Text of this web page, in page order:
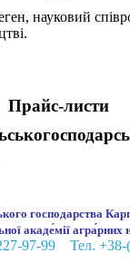
науковий
Прайс-листи
господарства
акаде́мії агра́рних
97-99 Тел. +38-